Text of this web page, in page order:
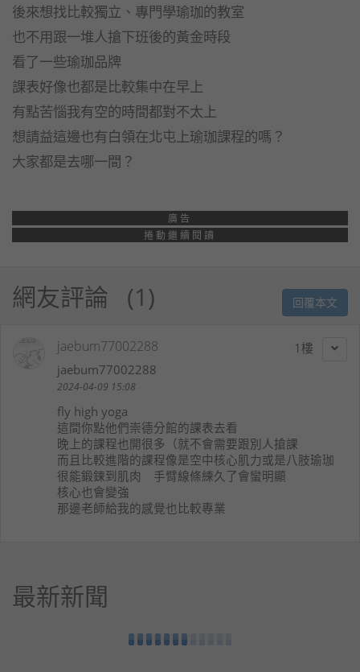
後來想找比較獨立、專門學瑜珈的教室
也不用跟一堆人搶下班後的黃金時段
看了一些瑜珈品牌
課表好像也都是比較集中在早上
有點苦惱我有空的時間都對不太上
想請益這邊也有白領在北屯上瑜珈課程的嗎？
大家都是去哪一間？
廣告
捲動繼續閱讀
網友評論 1 回覆本文
1
jaebum77002288
jaebum77002288
2024-04-09 15:08
fly high yoga
這間你點他們崇德分館的課表去看
晚上的課程也開很多（就不會需要跟別人搶課
而且比較進階的課程像是空中核心肌力或是八肢瑜珈
很能鍛鍊到肌肉 手臂線條練久了會蠻明顯
核心也會變強
那邊老師給我的感覺也比較專業
最新新聞